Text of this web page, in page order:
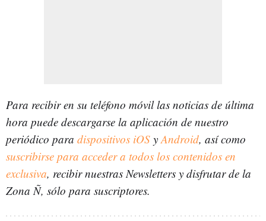
Para recibir en su teléfono móvil las noticias de última
hora puede descargarse la aplicación de nuestro
periódico para dispositivos iOS y Android, así como
suscribirse para acceder a todos los contenidos en
exclusiva, recibir nuestras Newsletters y disfrutar de la
Zona Ñ, sólo para suscriptores.